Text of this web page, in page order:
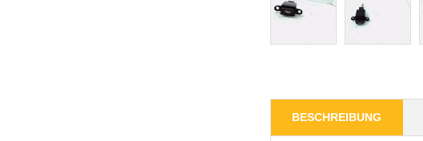
BESCHREIBUNG